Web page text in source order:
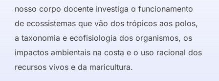
nosso corpo docente investiga o funcionamento
de ecossistemas que vão dos trópicos aos polos,
a taxonomia e ecofisiologia dos organismos, os
impactos ambientais na costa e o uso racional dos
recursos vivos e da maricultura.